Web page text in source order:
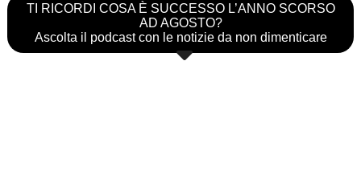
TI RICORDI COSA È SUCCESSO L’ANNO SCORSO
AD AGOSTO?
Ascolta il podcast con le notizie da non dimenticare